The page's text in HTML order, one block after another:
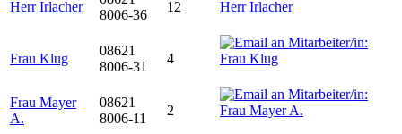
Herr Irlacher
8006-36
12
Frau Klug
08621
8006-31
4
Frau Mayer
A.
08621
8006-11
2